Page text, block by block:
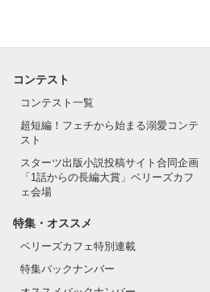
コンテスト
コンテスト一覧
超短編！フェチから始まる溺愛コンテ
スト
スターツ出版小説投稿サイト合同企画
「1話からの長編大賞」ベリーズカフ
ェ会場
特集・オススメ
ベリーズカフェ特別連載
特集バックナンバー